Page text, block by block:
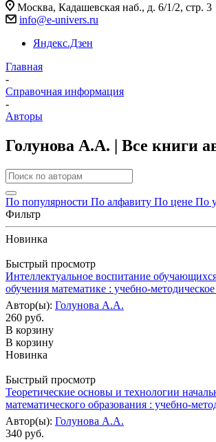
Москва, Кадашевская наб., д. 6/1/2, стр. 3
info@e-univers.ru
Яндекс.Дзен
Главная
-
Справочная информация
-
Авторы
Голунова А.А. | Все книги
По популярности По алфавиту По цене По
Фильтр
Новинка
Быстрый просмотр
Интеллектуальное воспитание
обучения математике : учебно-
Автор(ы): Голунова А.А.
260 руб.
В корзину
В корзину
Новинка
Быстрый просмотр
Теоретические основы и технологии
математического образования : учебно-
Автор(ы): Голунова А.А.
340 руб.